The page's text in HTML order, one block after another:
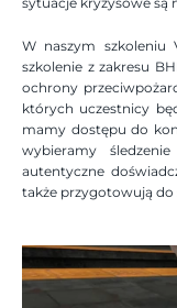
W naszym szkoleniu
szkolenie z zakresu
ochrony
których uczestnicy
mamy dostępu do
wybieramy
autentyczne
także przygotowują do